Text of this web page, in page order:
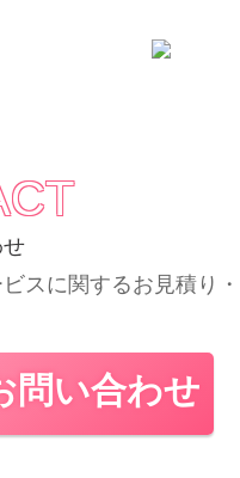
スに関するお見積り・
問い合わせ